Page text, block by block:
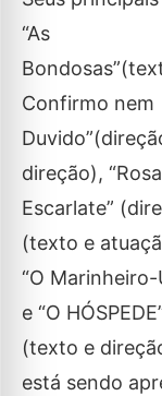
“As
Confirmo nem
direção), “Rosa
Escarlate”
(texto e
“O
e “O
(texto e
está sendo